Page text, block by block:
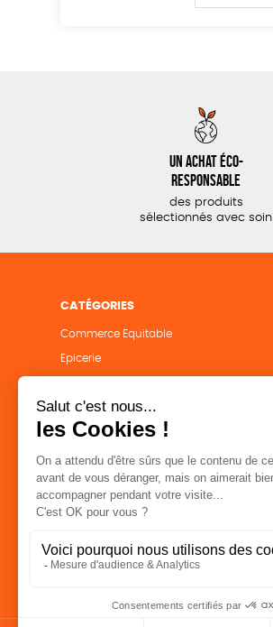
Un achat éco-
responsable
des produits
sélectionnés avec soin
CATÉGORIES
Commerce Equitable
Epicerie
Accessoires
Bien-être
Papeterie
Livres
Jeux